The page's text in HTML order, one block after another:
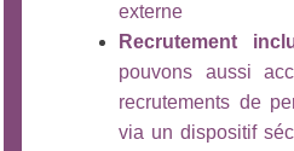
externe
Recrutement
pouvons aussi
recrutements de
via un dispositif